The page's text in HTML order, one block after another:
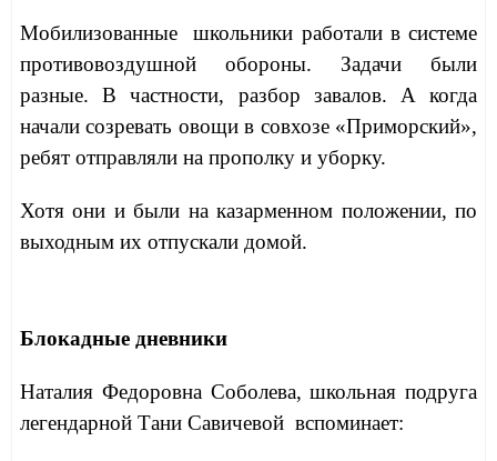
Мобилизованные школьники работали в системе
противовоздушной обороны. Задачи были
разные. В частности, разбор завалов. А когда
начали созревать овощи в совхозе «Приморский»,
ребят отправляли на прополку и уборку.
Хотя они и были на казарменном положении, по
выходным их отпускали домой.
Блокадные дневники
Наталия Федоровна Соболева, школьная подруга
легендарной Тани Савичевой вспоминает: